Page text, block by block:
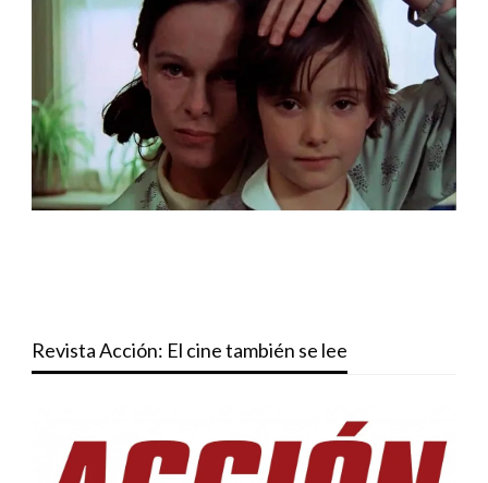
Revista Acción: El cine también se lee